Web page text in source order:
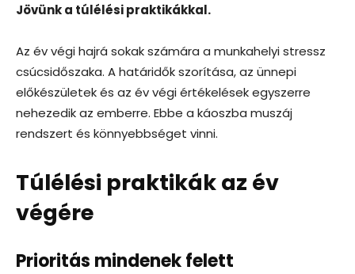
Jövünk a túlélési praktikákkal.
Az év végi hajrá sokak számára a munkahelyi stressz
csúcsidőszaka. A határidők szorítása, az ünnepi
előkészületek és az év végi értékelések egyszerre
nehezedik az emberre. Ebbe a káoszba muszáj
rendszert és könnyebbséget vinni.
Túlélési praktikák az év
végére
Prioritás mindenek felett